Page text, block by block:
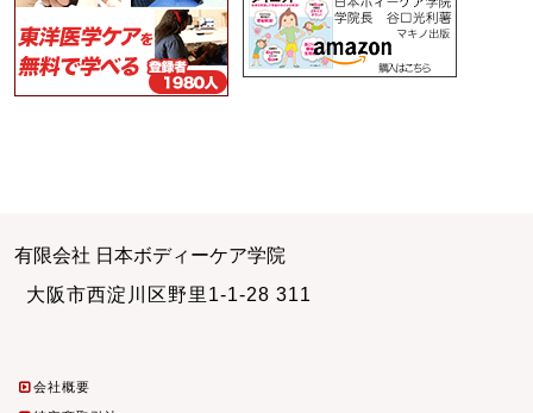
有限会社 日本ボディーケア学院
大阪市西淀川区野里1-1-28 311
会社概要